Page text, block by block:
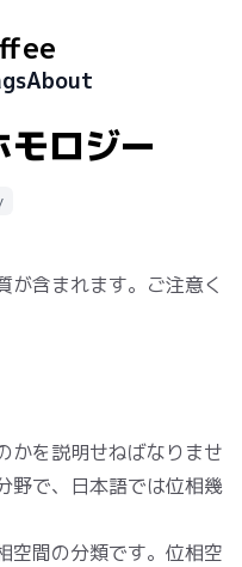
About
ロジー
が含まれます。ご注意く
かを説明せねばなりませ
野で、日本語では位相幾
空間の分類です。位相空